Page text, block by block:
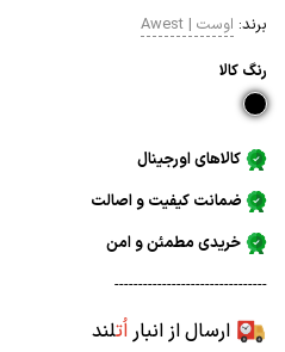
برند: اوست | Awest
رنگ كالا
کالاهای اورجینال
ضمانت کیفیت و اصالت
خریدی مطمئن و امن
--------------------------------
ارسال از انباراُتلند